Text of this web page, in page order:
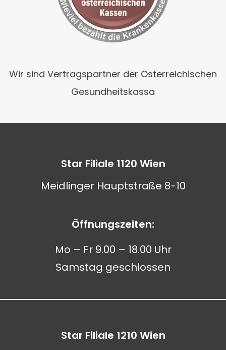
Wir sind Vertragspartner der Österreichischen
Gesundheitskassa
Star Filiale 1120 Wien
Meidlinger Hauptstraße 8-10
Öffnungszeiten:
Mo – Fr 9.00 – 18.00 Uhr
Samstag geschlossen
Star Filiale 1210 Wien